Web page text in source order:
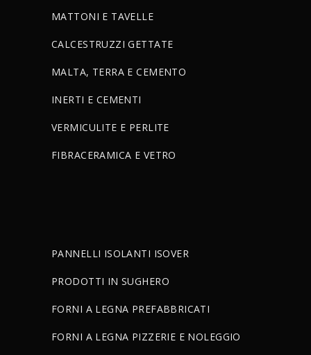
MATTONI E TAVELLE
CALCESTRUZZI GETTATE
MALTA, TERRA E CEMENTO
INERTI E CEMENTI
VERMICULITE E PERLITE
FIBRACERAMICA E VETRO
PANNELLI ISOLANTI ISOVER
PRODOTTI IN SUGHERO
FORNI A LEGNA PREFABBRICATI
FORNI A LEGNA PIZZERIE E NOLEGGIO